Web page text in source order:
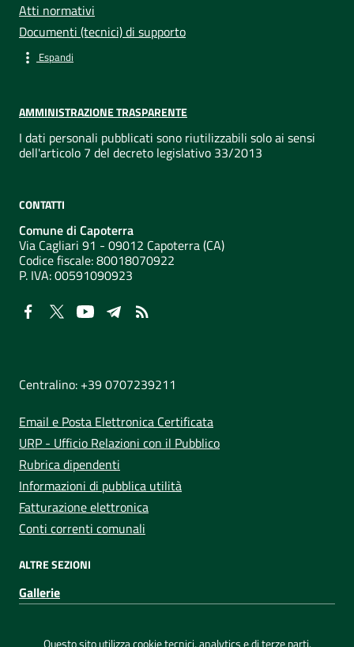
Atti normativi
Documenti (tecnici) di supporto
Espandi
AMMINISTRAZIONE TRASPARENTE
I dati personali pubblicati sono riutilizzabili solo ai sensi
dell'articolo 7 del decreto legislativo 33/2013
CONTATTI
Comune di Capoterra
Via Cagliari 91 - 09012 Capoterra (CA)
Codice fiscale: 80018070922
P. IVA:00591090923
Centralino: +39 0707239211
Email e Posta Elettronica Certificata
URP - Ufficio Relazioni con il Pubblico
Rubrica dipendenti
Informazioni di pubblica utilità
Fatturazione elettronica
Conti correnti comunali
ALTRE SEZIONI
Gallerie
Sezione Link Utili